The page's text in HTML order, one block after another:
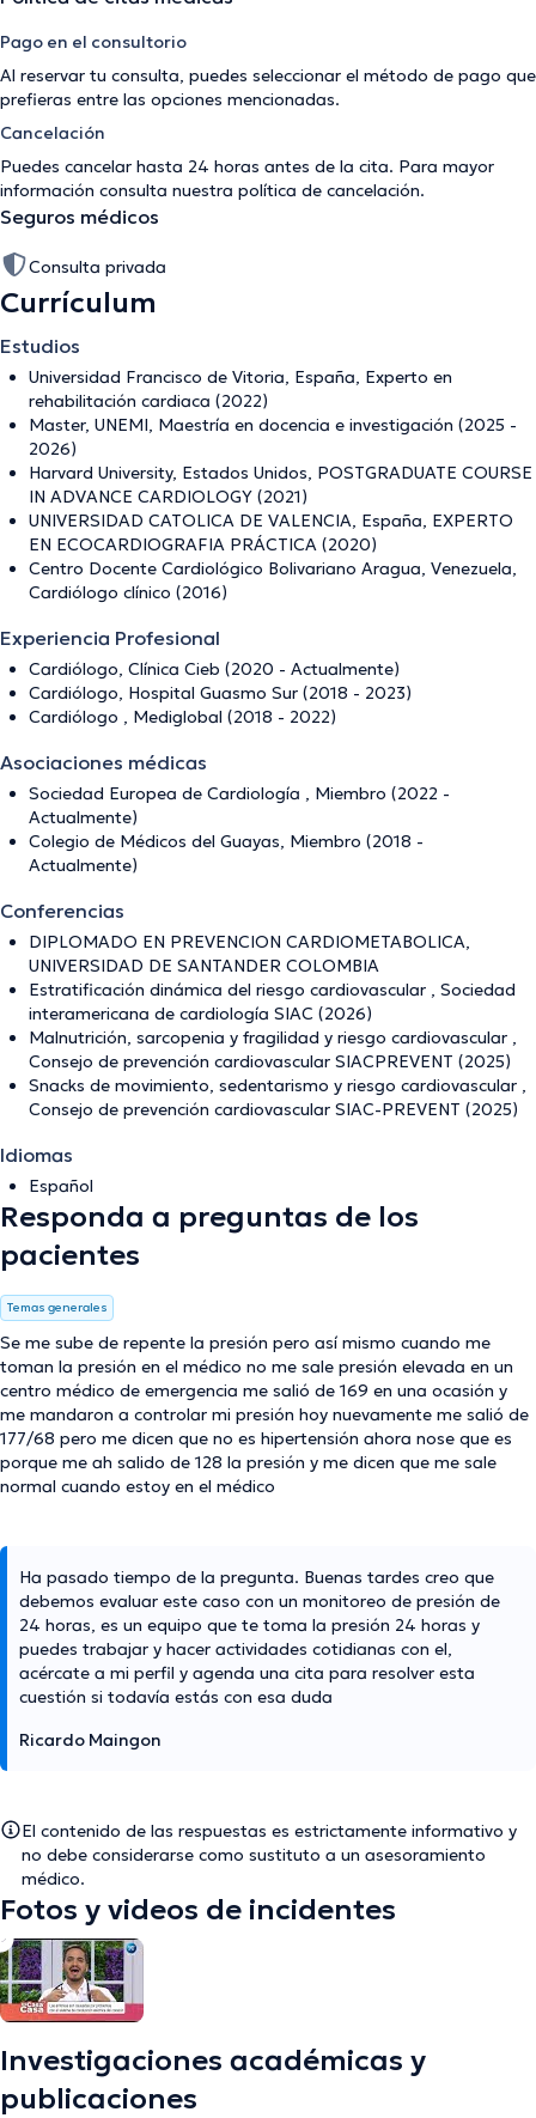
Pago en el consultorio
Al reservar tu consulta, puedes seleccionar el método de pago que
prefieras entre las opciones mencionadas.
Cancelación
Puedes cancelar hasta 24 horas antes de la cita. Para mayor
información consulta nuestra política de cancelación.
Seguros médicos
Consulta privada
Currículum
Estudios
Universidad Francisco de Vitoria, España, Experto en
rehabilitación cardiaca (2022)
Master, UNEMI, Maestría en docencia e investigación (2025 -
2026)
Harvard University, Estados Unidos, POSTGRADUATE COURSE
IN ADVANCE CARDIOLOGY (2021)
UNIVERSIDAD CATOLICA DE VALENCIA, España, EXPERTO
EN ECOCARDIOGRAFIA PRÁCTICA (2020)
Centro Docente Cardiológico Bolivariano Aragua, Venezuela,
Cardiólogo clínico (2016)
Experiencia Profesional
Cardiólogo, Clínica Cieb (2020 - Actualmente)
Cardiólogo, Hospital Guasmo Sur (2018 - 2023)
Cardiólogo , Mediglobal (2018 - 2022)
Asociaciones médicas
Sociedad Europea de Cardiología , Miembro (2022 -
Actualmente)
Colegio de Médicos del Guayas, Miembro (2018 -
Actualmente)
Conferencias
DIPLOMADO EN PREVENCION CARDIOMETABOLICA,
UNIVERSIDAD DE SANTANDER COLOMBIA
Estratificación dinámica del riesgo cardiovascular , Sociedad
interamericana de cardiología SIAC (2026)
Malnutrición, sarcopenia y fragilidad y riesgo cardiovascular ,
Consejo de prevención cardiovascular SIACPREVENT (2025)
Snacks de movimiento, sedentarismo y riesgo cardiovascular ,
Consejo de prevención cardiovascular SIAC-PREVENT (2025)
Idiomas
Español
Responda a preguntas de los
pacientes
Temas generales
Se me sube de repente la presión pero así mismo cuando me
toman la presión en el médico no me sale presión elevada en un
centro médico de emergencia me salió de 169 en una ocasión y
me mandaron a controlar mi presión hoy nuevamente me salió de
177/68 pero me dicen que no es hipertensión ahora nose que es
porque me ah salido de 128 la presión y me dicen que me sale
normal cuando estoy en el médico
Ha pasado tiempo de la pregunta. Buenas tardes creo que
debemos evaluar este caso con un monitoreo de presión de
24 horas, es un equipo que te toma la presión 24 horas y
puedes trabajar y hacer actividades cotidianas con el,
acércate a mi perfil y agenda una cita para resolver esta
cuestión si todavía estás con esa duda
Ricardo Maingon
El contenido de las respuestas es estrictamente informativo y
no debe considerarse como sustituto a un asesoramiento
médico.
Fotos y videos de incidentes
Investigaciones académicas y
publicaciones